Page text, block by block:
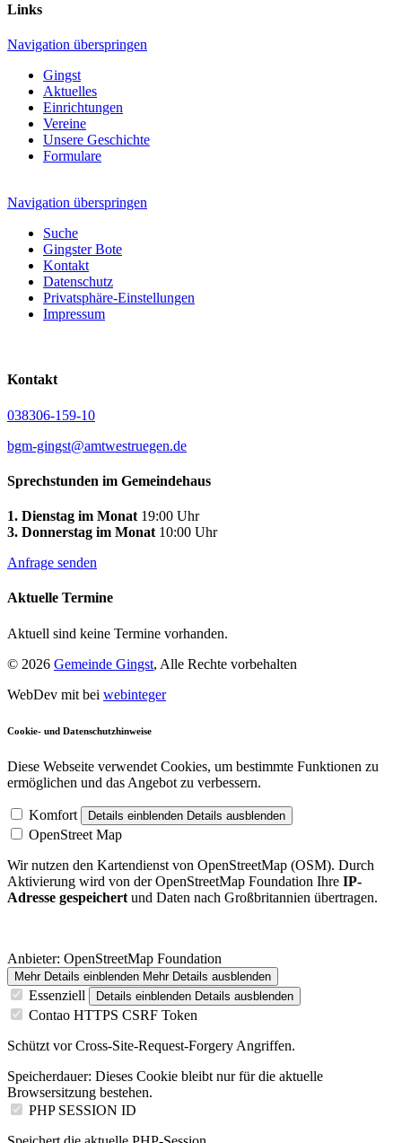
Links
Navigation überspringen
Gingst
Aktuelles
Einrichtungen
Vereine
Unsere Geschichte
Formulare
Navigation überspringen
Suche
Gingster Bote
Kontakt
Datenschutz
Privatsphäre-Einstellungen
Impressum
Kontakt
038306-159-10
bgm-gingst@amtwestruegen.de
Sprechstunden im Gemeindehaus
1. Dienstag im Monat 19:00 Uhr
3. Donnerstag im Monat 10:00 Uhr
Anfrage senden
Aktuelle Termine
Aktuell sind keine Termine vorhanden.
© 2026 Gemeinde Gingst, Alle Rechte vorbehalten
WebDev mit bei webinteger
Cookie- und Datenschutzhinweise
Diese Webseite verwendet Cookies, um bestimmte Funktionen zu
ermöglichen und das Angebot zu verbessern.
Komfort Details einblenden Details ausblenden
OpenStreet Map
Wir nutzen den Kartendienst von OpenStreetMap (OSM). Durch
Aktivierung wird von der OpenStreetMap Foundation Ihre IP-
Adresse gespeichert und Daten nach Großbritannien übertragen.
Anbieter: OpenStreetMap Foundation
Mehr Details einblenden Mehr Details ausblenden
Essenziell Details einblenden Details ausblenden
Contao HTTPS CSRF Token
Schützt vor Cross-Site-Request-Forgery Angriffen.
Speicherdauer: Dieses Cookie bleibt nur für die aktuelle
Browsersitzung bestehen.
PHP SESSION ID